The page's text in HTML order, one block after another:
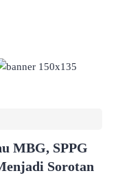
MBG, SPPG
Sorotan